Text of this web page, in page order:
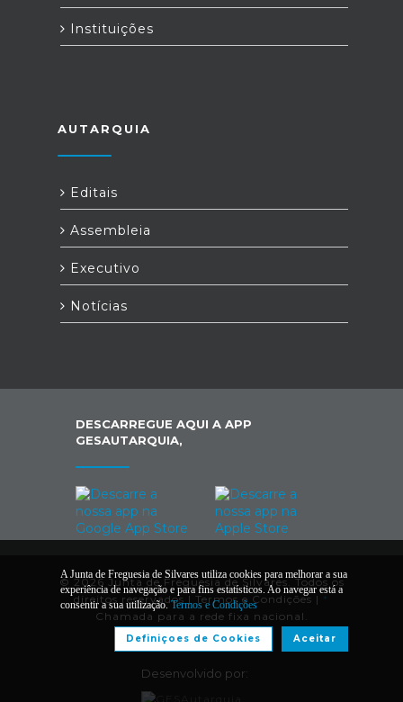
Instituições
AUTARQUIA
Editais
Assembleia
Executivo
Notícias
DESCARREGUE AQUI A APP
GESAUTARQUIA,
© 2026 Junta de Freguesia de Silvares. Todos os
direitos reservados | Termos e Condições | *
Chamada para a rede fixa nacional.
Desenvolvido por:
A Junta de Freguesia de Silvares utiliza cookies para melhorar a sua
experiência de navegação e para fins estatísticos. Ao navegar está a
consentir a sua utilização.Termos e Condições
Aceitar
Definiçoes de Cookies